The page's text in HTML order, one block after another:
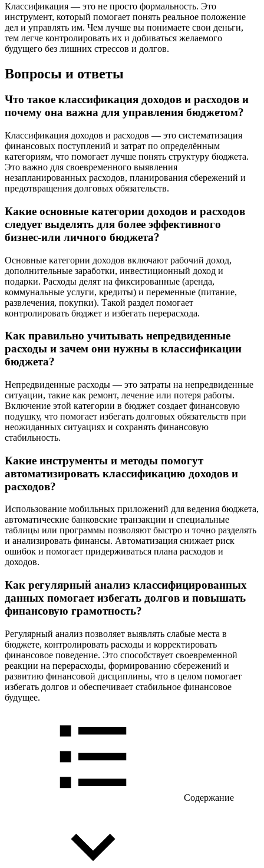
Классификация — это не просто формальность. Это
инструмент, который помогает понять реальное положение
дел и управлять им. Чем лучше вы понимаете свои деньги,
тем легче контролировать их и добиваться желаемого
будущего без лишних стрессов и долгов.
Вопросы и ответы
Что такое классификация доходов и расходов и
почему она важна для управления бюджетом?
Классификация доходов и расходов — это систематизация
финансовых поступлений и затрат по определённым
категориям, что помогает лучше понять структуру бюджета.
Это важно для своевременного выявления
незапланированных расходов, планирования сбережений и
предотвращения долговых обязательств.
Какие основные категории доходов и расходов
следует выделять для более эффективного
бизнес-или личного бюджета?
Основные категории доходов включают рабочий доход,
дополнительные заработки, инвестиционный доход и
подарки. Расходы делят на фиксированные (аренда,
коммунальные услуги, кредиты) и переменные (питание,
развлечения, покупки). Такой раздел помогает
контролировать бюджет и избегать перерасхода.
Как правильно учитывать непредвиденные
расходы и зачем они нужны в классификации
бюджета?
Непредвиденные расходы — это затраты на непредвиденные
ситуации, такие как ремонт, лечение или потеря работы.
Включение этой категории в бюджет создает финансовую
подушку, что помогает избегать долговых обязательств при
неожиданных ситуациях и сохранять финансовую
стабильность.
Какие инструменты и методы помогут
автоматизировать классификацию доходов и
расходов?
Использование мобильных приложений для ведения бюджета,
автоматические банковские транзакции и специальные
таблицы или программы позволяют быстро и точно разделять
и анализировать финансы. Автоматизация снижает риск
ошибок и помогает придерживаться плана расходов и
доходов.
Как регулярный анализ классифицированных
данных помогает избегать долгов и повышать
финансовую грамотность?
Регулярный анализ позволяет выявлять слабые места в
бюджете, контролировать расходы и корректировать
финансовое поведение. Это способствует своевременной
реакции на перерасходы, формированию сбережений и
развитию финансовой дисциплины, что в целом помогает
избегать долгов и обеспечивает стабильное финансовое
будущее.
Содержание